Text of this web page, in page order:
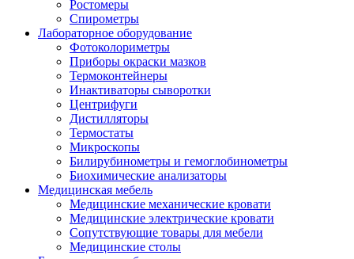
Ростомеры
Спирометры
Лабораторное оборудование
Фотоколориметры
Приборы окраски мазков
Термоконтейнеры
Инактиваторы сыворотки
Центрифуги
Дистилляторы
Термостаты
Микроскопы
Билирубинометры и гемоглобинометры
Биохимические анализаторы
Медицинская мебель
Медицинские механические кровати
Медицинские электрические кровати
Сопутствующие товары для мебели
Медицинские столы